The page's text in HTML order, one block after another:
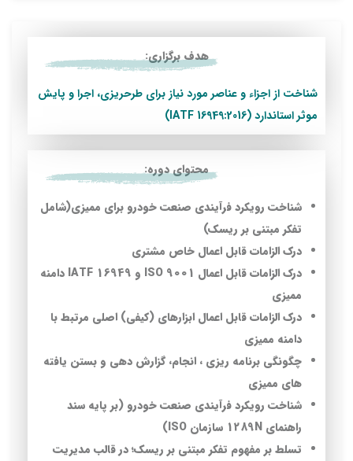
ی
هدف برگزاری:
شناخت از اجزاء و عناصر مورد نیاز برای طرحریزی، اجرا و پایش
موثر استاندارد (16949:2016 IATF)
محتوای دوره:
شناخت رویکرد فرآیندی صنعت خودرو برای ممیزی(شامل
تفکر مبتنی بر ریسک)
درک الزامات قابل اعمال خاص مشتری
درک الزامات قابل اعمال 9001 ISO و 16949 IATF دامنه
ممیزی
درک الزامات قابل اعمال ابزارهای (کیفی) اصلی مرتبط با
دامنه ممیزی
چگونگی برنامه ریزی ، انجام، گزارش دهی و بستن یافته
های ممیزی
شناخت رویکرد فرآیندی صنعت خودرو (بر پایه سند
راهنمای 1289N سازمان ISO)
تسلط بر مفهوم تفکر مبتنی بر ریسک؛ در قالب مدیریت